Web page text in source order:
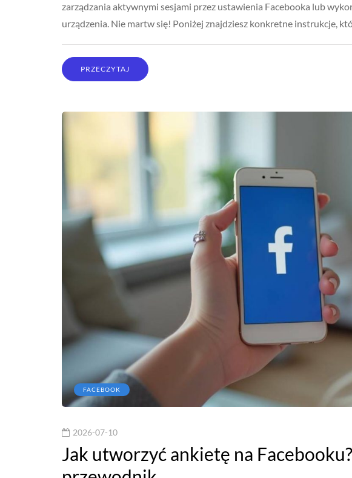
zarządzania aktywnymi sesjami przez ustawienia Facebooka lub
urządzenia. Nie martw się! Poniżej znajdziesz konkretne instrukcje,
PRZECZYTAJ
FACEBOOK
2026-07-10
Jak utworzyć ankietę na